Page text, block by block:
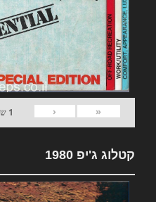
«
‹
1
קטלוג ג'יפ 1980